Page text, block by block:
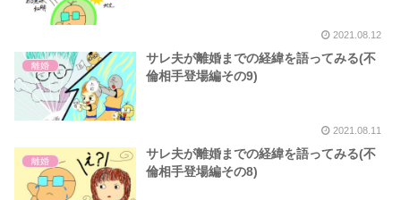
2021.08.12
離婚
サレ夫が離婚までの経緯を語ってみる(不
倫相手登場編その9)
2021.08.11
離婚
サレ夫が離婚までの経緯を語ってみる(不
倫相手登場編その8)